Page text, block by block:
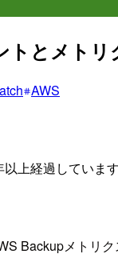
とメト
AWS
上経過していま
Backupメトリ